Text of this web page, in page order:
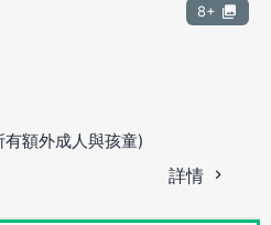
8+
額外成人與孩童)
詳情